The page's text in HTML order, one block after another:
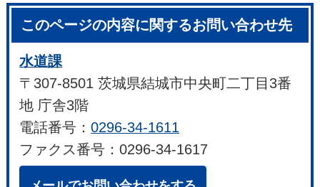
このページの内容に関するお問い合わせ先
水道課
〒307-8501 茨城県結城市中央町二丁目3番
地 庁舎3階
電話番号：0296-34-1611
ファクス番号：0296-34-1617